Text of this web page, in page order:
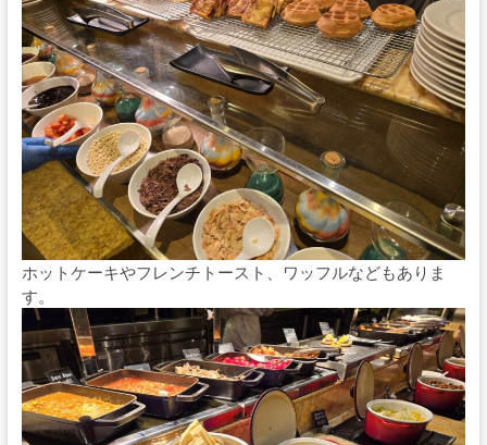
ホットケーキやフレンチトースト、ワッフルなどもありま
す。